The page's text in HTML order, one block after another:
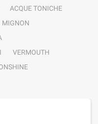
ACQUE TONICHE
MIGNON
VERMOUTH